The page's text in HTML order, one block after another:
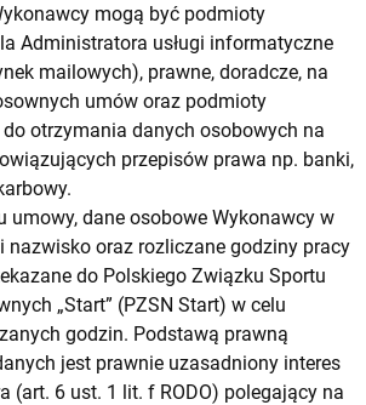
mogą być podmioty
Administratora usługi informatyczne
mailowych), prawne, doradcze, na
umów oraz podmioty
otrzymania danych osobowych na
przepisów prawa np. banki,
umowy, dane osobowe Wykonawcy w
nazwisko oraz rozliczane godziny pracy
do Polskiego Związku Sportu
„Start” (PZSN Start) w celu
godzin. Podstawą prawną
jest prawnie uzasadniony interes
(art. 6 ust. 1 lit. f RODO) polegający na